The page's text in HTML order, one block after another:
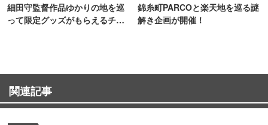
細田守監督作品ゆかりの地を巡
って限定グッズがもらえるチャ
錦糸町PARCOと楽天地を巡る謎
解き企画が開催！
関連記事